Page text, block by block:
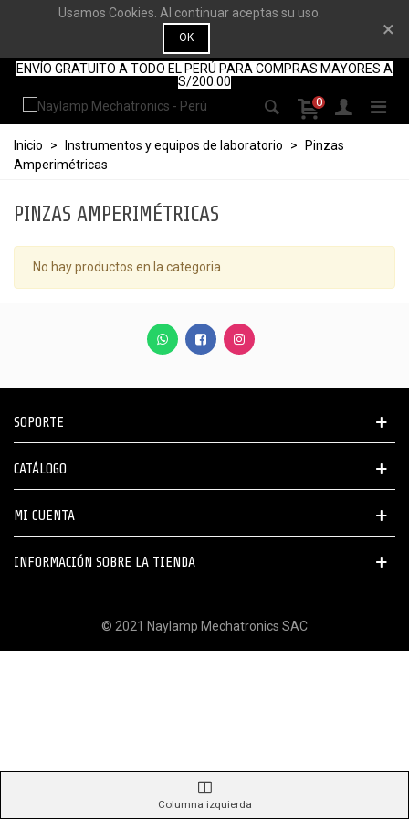
Usamos Cookies. Al continuar aceptas su uso.
OK ×
ENVÍO GRATUITO A TODO EL PERÚ PARA COMPRAS MAYORES A
S/200.00
0
Inicio > Instrumentos y equipos de laboratorio >
Pinzas
Amperimétricas
PINZAS AMPERIMÉTRICAS
No hay productos en la categoria
SOPORTE
CATÁLOGO
MI CUENTA
INFORMACIÓN SOBRE LA TIENDA
© 2021 Naylamp Mechatronics SAC
Columna izquierda